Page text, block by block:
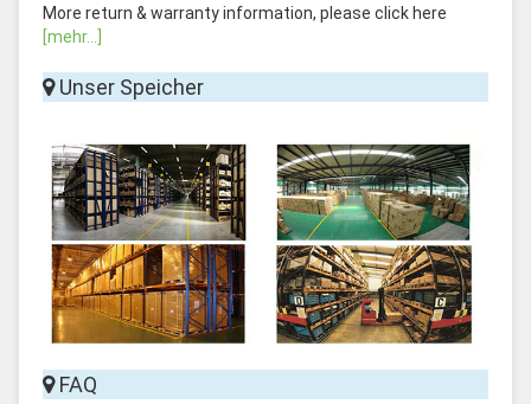
More return & warranty information, please click here
[mehr...]
Unser Speicher
FAQ